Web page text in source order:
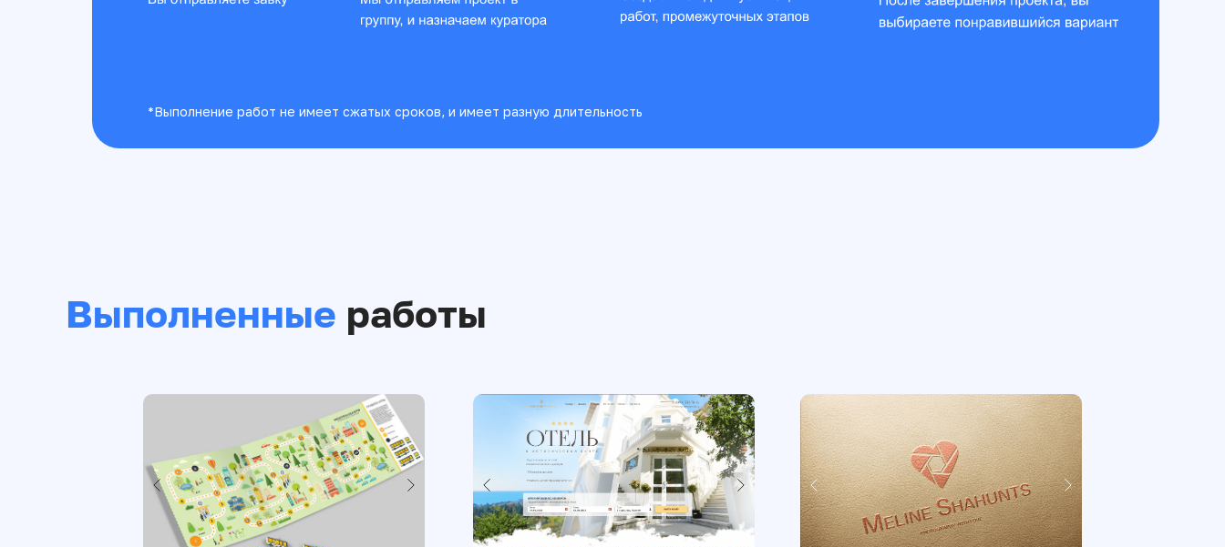
*Выполнение работ не имеет сжатых сроков, и имеет разную длительность
Выполненные работы